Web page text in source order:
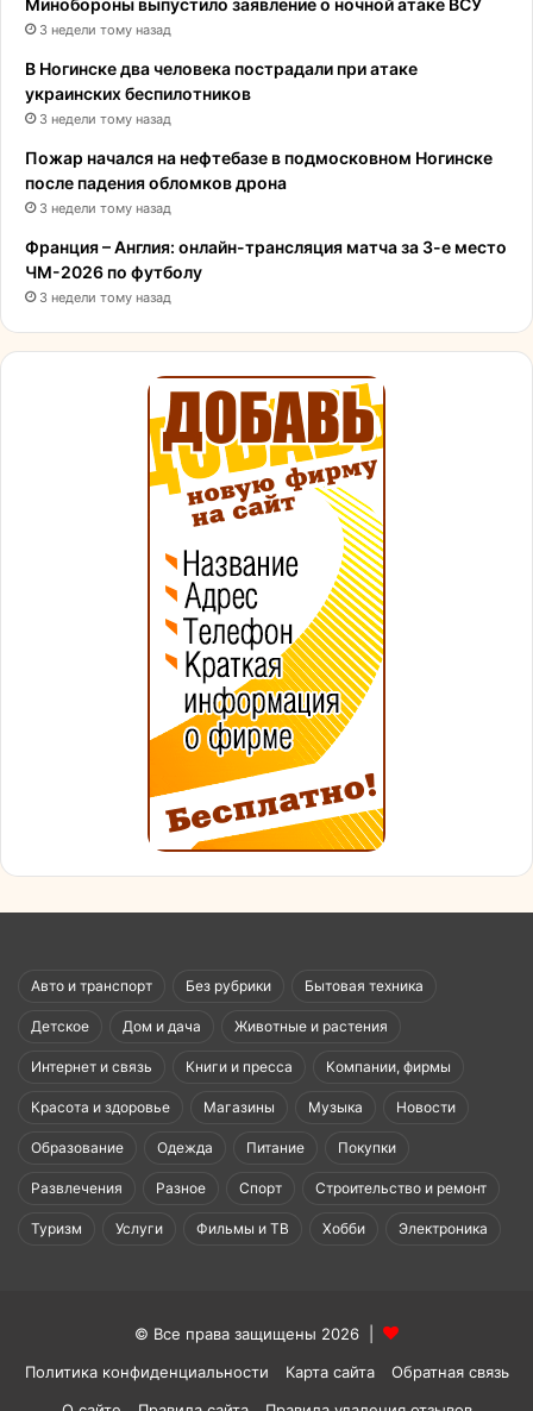
Минобороны выпустило заявление о ночной атаке ВСУ
3 недели тому назад
В Ногинске два человека пострадали при атаке
украинских беспилотников
3 недели тому назад
Пожар начался на нефтебазе в подмосковном Ногинске
после падения обломков дрона
3 недели тому назад
Франция – Англия: онлайн-трансляция матча за 3-е место
ЧМ-2026 по футболу
3 недели тому назад
Авто и транспорт Без рубрики Бытовая техника
Детское Дом и дача Животные и растения
Интернет и связь Книги и пресса Компании, фирмы
Красота и здоровье Магазины Музыка Новости
Образование Одежда Питание Покупки
Развлечения Разное Спорт Строительство и ремонт
Туризм Услуги Фильмы и ТВ Хобби Электроника
© Все права защищены 2026 |
Политика конфиденциальности
Карта сайта
Обратная связь